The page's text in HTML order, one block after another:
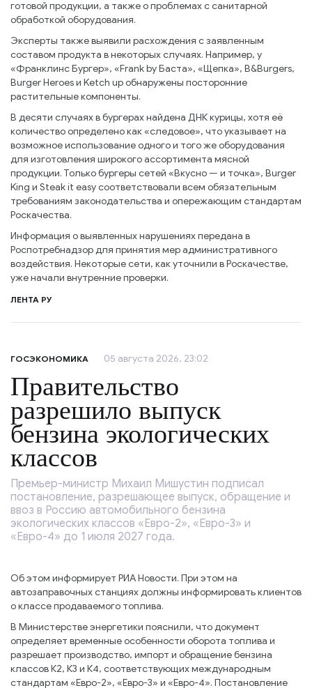
готовой продукции, а также о проблемах с санитарной
обработкой оборудования.
Эксперты также выявили расхождения с заявленным
составом продукта в некоторых случаях. Например, у
«Франклинс Бургер», «Frank by Баста», «Щепка», B&Burgers,
Burger Heroes и Ketch up обнаружены посторонние
растительные компоненты.
В десяти случаях в бургерах найдена ДНК курицы, хотя её
количество определено как «следовое», что указывает на
возможное использование одного и того же оборудования
для изготовления широкого ассортимента мясной
продукции. Только бургеры сетей «Вкусно — и точка», Burger
King и Steak it easy соответствовали всем обязательным
требованиям законодательства и опережающим стандартам
Роскачества.
Информация о выявленных нарушениях передана в
Роспотребнадзор для принятия мер административного
воздействия. Некоторые сети, как уточнили в Роскачестве,
уже начали внутренние проверки.
ЛЕНТА РУ
ГОСЭКОНОМИКА 05 августа 2026, 23:02
Правительство
разрешило выпуск
бензина экологических
классов
Премьер-министр Михаил Мишустин подписал
постановление, разрешающее выпуск, обращение и
ввоз в Россию автомобильного бензина
экологических классов «Евро-2», «Евро-3» и
«Евро-4» до 1 июля 2027 года.
Об этом информирует РИА Новости. При этом на
автозаправочных станциях должны информировать клиентов
о классе продаваемого топлива.
В Министерстве энергетики пояснили, что документ
определяет временные особенности оборота топлива и
разрешает производство, импорт и обращение бензина
классов К2, К3 и К4, соответствующих международным
стандартам «Евро-2», «Евро-3» и «Евро-4». Постановление